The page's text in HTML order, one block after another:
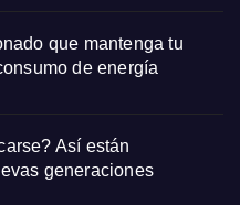
que mantenga tu
de energía
Así están
generaciones